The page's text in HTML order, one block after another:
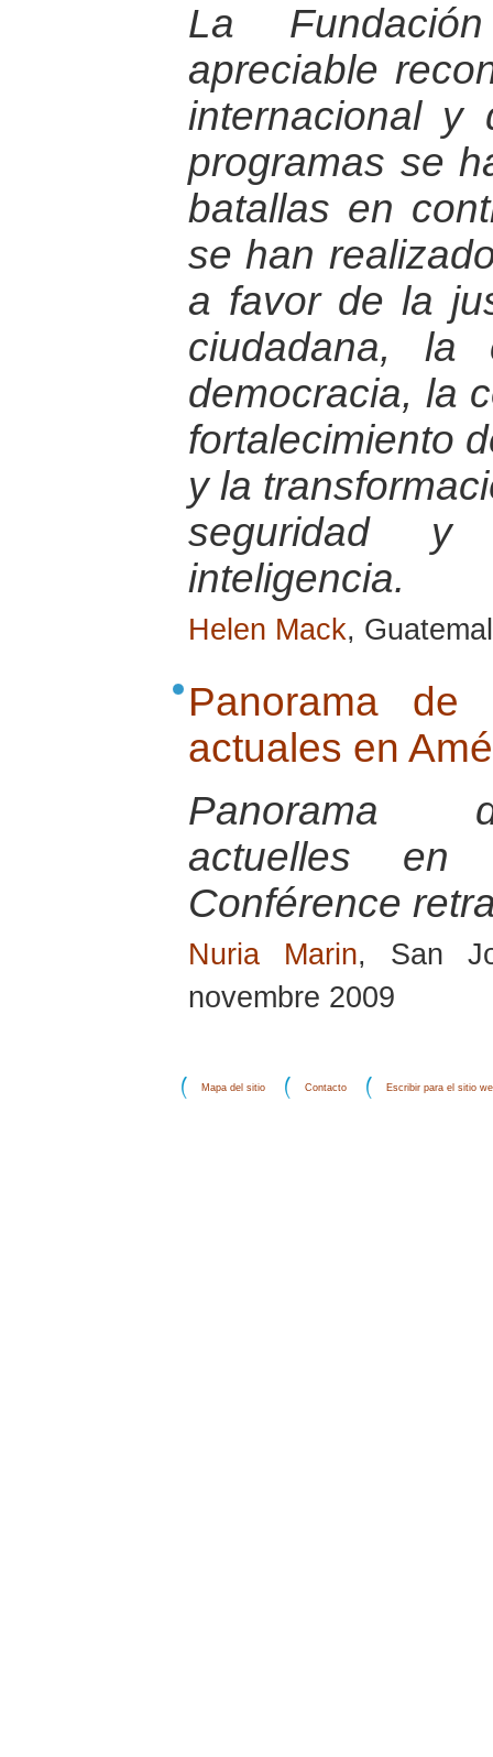
La
apreciable
internacional y
programas se
batallas en
se han
a favor de la
ciudadana, la
democracia, la
fortalecimiento
y la
seguridad
inteligencia.
Helen Mack,
Panorama de
actuales en
Panorama
actuelles en
Conférence
Nuria Marin, San
novembre 2009
Mapa del sitio Contacto Escribir para el sitio